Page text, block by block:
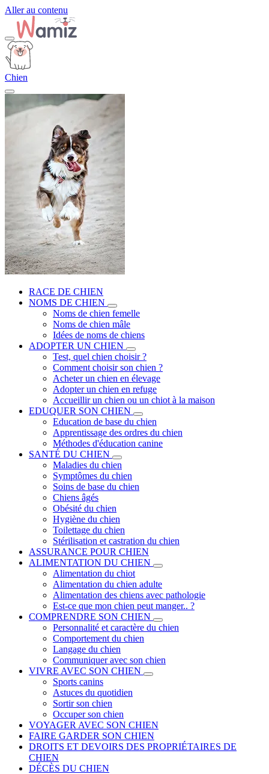
Aller au contenu
Chien
RACE DE CHIEN
NOMS DE CHIEN
Noms de chien femelle
Noms de chien mâle
Idées de noms de chiens
ADOPTER UN CHIEN
Test, quel chien choisir ?
Comment choisir son chien ?
Acheter un chien en élevage
Adopter un chien en refuge
Accueillir un chien ou un chiot à la maison
EDUQUER SON CHIEN
Education de base du chien
Apprentissage des ordres du chien
Méthodes d'éducation canine
SANTÉ DU CHIEN
Maladies du chien
Symptômes du chien
Soins de base du chien
Chiens âgés
Obésité du chien
Hygiène du chien
Toilettage du chien
Stérilisation et castration du chien
ASSURANCE POUR CHIEN
ALIMENTATION DU CHIEN
Alimentation du chiot
Alimentation du chien adulte
Alimentation des chiens avec pathologie
Est-ce que mon chien peut manger.. ?
COMPRENDRE SON CHIEN
Personnalité et caractère du chien
Comportement du chien
Langage du chien
Communiquer avec son chien
VIVRE AVEC SON CHIEN
Sports canins
Astuces du quotidien
Sortir son chien
Occuper son chien
VOYAGER AVEC SON CHIEN
FAIRE GARDER SON CHIEN
DROITS ET DEVOIRS DES PROPRIÉTAIRES DE
CHIEN
DÉCÈS DU CHIEN